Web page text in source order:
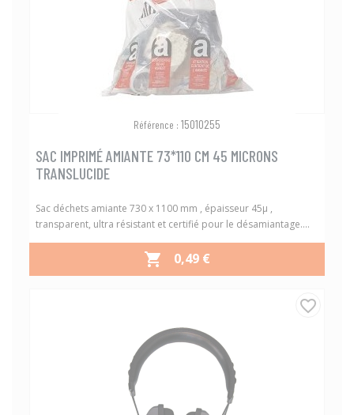
Référence : 15010255
SAC IMPRIMÉ AMIANTE 73*110 CM 45 MICRONS
TRANSLUCIDE
Sac déchets amiante 730 x 1100 mm , épaisseur 45µ ,
transparent, ultra résistant et certifié pour le désamiantage....
 PRIX
0,49 €
favorite_border